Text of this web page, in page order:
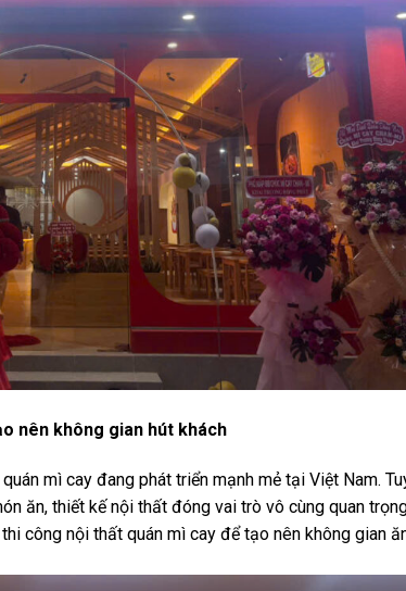
nên không gian hút khách
mì cay đang phát triển mạnh mẻ tại Việt Nam.
ăn, thiết kế nội thất đóng vai trò vô cùng quan
công nội thất quán mì cay để tạo nên không gian